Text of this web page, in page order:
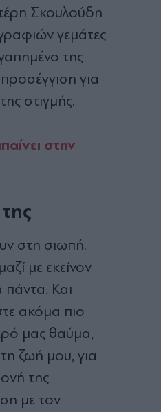
Σκουλούδη
γεμάτες
της
για
στιγμής.
στην
στη σιωπή.
με εκείνον
πάντα. Και
ακόμα πιο
μας θαύμα,
ζωή μου, για
της
με τον